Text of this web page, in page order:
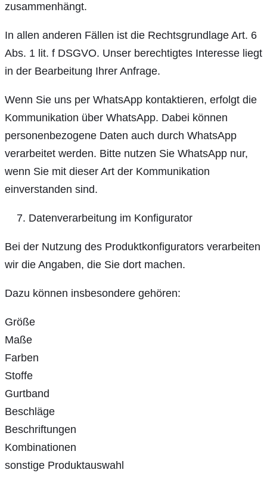
zusammenhängt.
In allen anderen Fällen ist die Rechtsgrundlage Art. 6
Abs. 1 lit. f DSGVO. Unser berechtigtes Interesse liegt
in der Bearbeitung Ihrer Anfrage.
Wenn Sie uns per WhatsApp kontaktieren, erfolgt die
Kommunikation über WhatsApp. Dabei können
personenbezogene Daten auch durch WhatsApp
verarbeitet werden. Bitte nutzen Sie WhatsApp nur,
wenn Sie mit dieser Art der Kommunikation
einverstanden sind.
Datenverarbeitung im Konfigurator
Bei der Nutzung des Produktkonfigurators verarbeiten
wir die Angaben, die Sie dort machen.
Dazu können insbesondere gehören:
Größe
Maße
Farben
Stoffe
Gurtband
Beschläge
Beschriftungen
Kombinationen
sonstige Produktauswahl